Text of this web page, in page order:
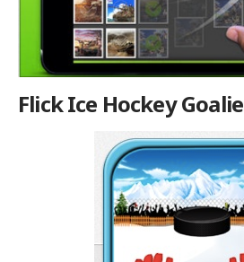
Flick Ice Hockey Goalie